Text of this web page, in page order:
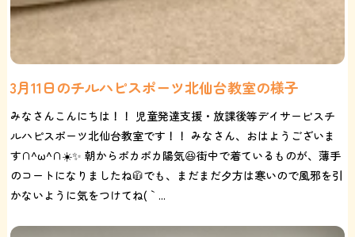
3月11日のチルハピスポーツ北仙台教室の様子
みなさんこんにちは！！ 児童発達支援・放課後等デイサービスチ
ルハピスポーツ北仙台教室です！！ みなさん、おはようございま
す∩^ω^∩☀️✨ 朝からポカポカ陽気😆街中で着ているものが、薄手
のコートになりましたね🧥でも、まだまだ夕方は寒いので風邪を引
かないように気をつけてね(｀...